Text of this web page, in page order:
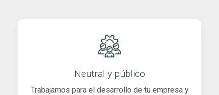
Neutral y público
Trabajamos para el desarrollo de tu empresa y